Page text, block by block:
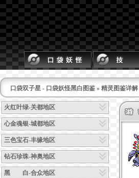
口袋双子星 - 口袋妖怪黑白图鉴 » 精灵图鉴详解
火红叶绿-关都地区
心金魂银-城都地区
三色宝石-丰缘地区
钻石珍珠-神奥地区
黑 白-合众地区